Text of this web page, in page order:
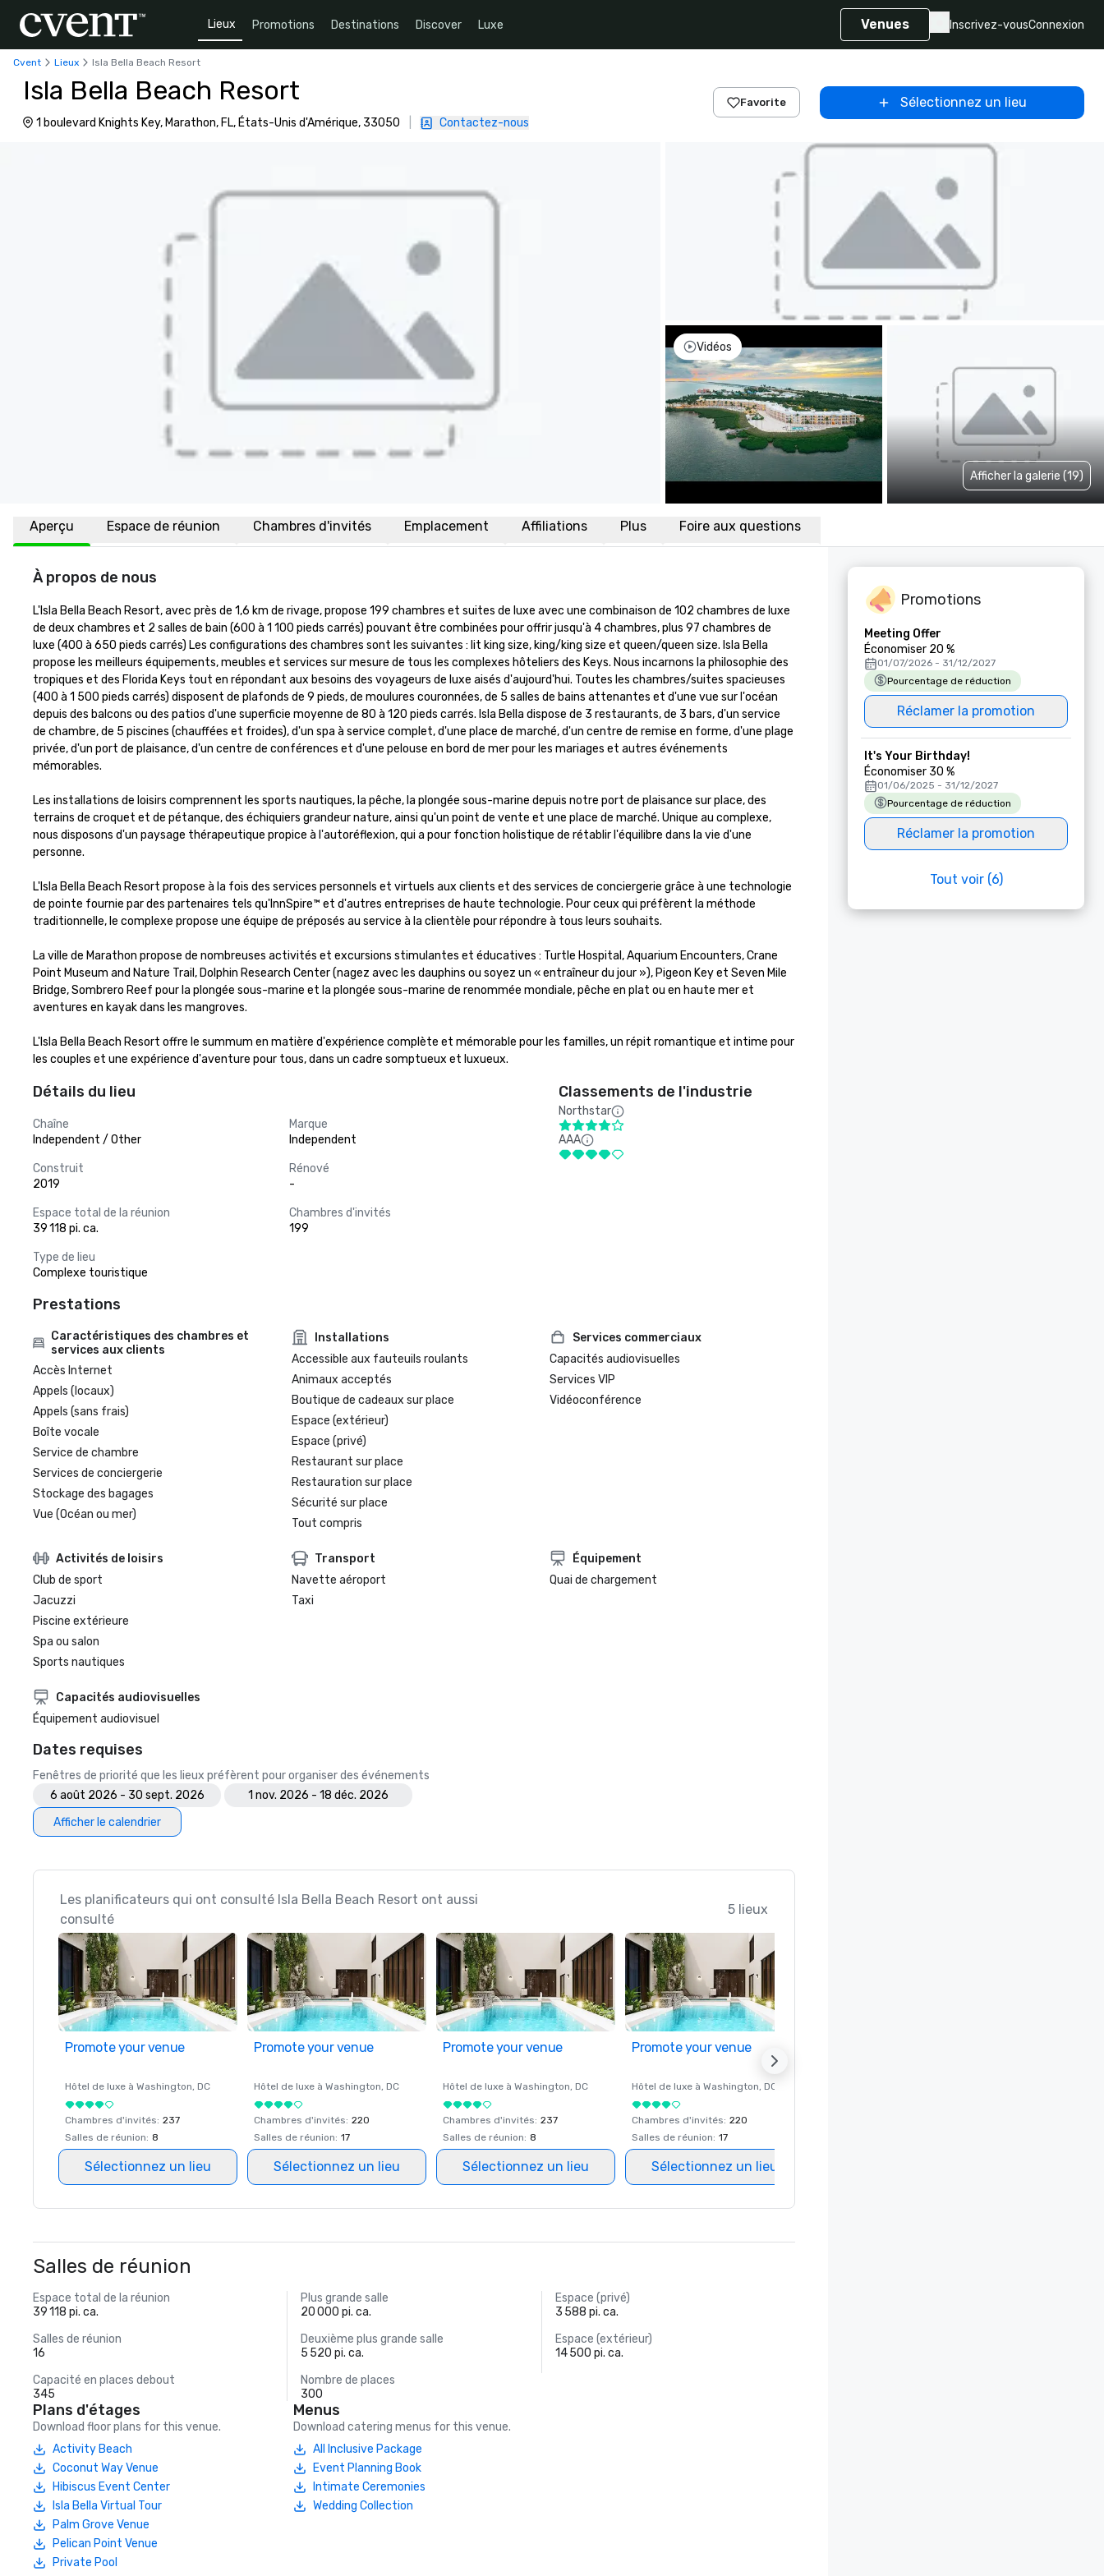
Lieux Promotions Destinations Discover Luxe Venues Inscrivez-vousConnexion
Cvent Lieux Isla Bella Beach Resort
Isla Bella Beach Resort
1 boulevard Knights Key, Marathon, FL, États-Unis d'Amérique, 33050 Contactez-nous
Favorite Sélectionnez un lieu
Vidéos
Afficher la galerie (19)
Aperçu Espace de réunion Chambres d'invités Emplacement Affiliations Plus Foire aux questions
À propos de nous
L'Isla Bella Beach Resort, avec près de 1,6 km de rivage, propose 199 chambres et suites de luxe avec une combinaison de 102 chambres de luxe
de deux chambres et 2 salles de bain (600 à 1 100 pieds carrés) pouvant être combinées pour offrir jusqu'à 4 chambres, plus 97 chambres de
luxe (400 à 650 pieds carrés) Les configurations des chambres sont les suivantes : lit king size, king/king size et queen/queen size. Isla Bella
propose les meilleurs équipements, meubles et services sur mesure de tous les complexes hôteliers des Keys. Nous incarnons la philosophie des
tropiques et des Florida Keys tout en répondant aux besoins des voyageurs de luxe aisés d'aujourd'hui. Toutes les chambres/suites spacieuses
(400 à 1 500 pieds carrés) disposent de plafonds de 9 pieds, de moulures couronnées, de 5 salles de bains attenantes et d'une vue sur l'océan
depuis des balcons ou des patios d'une superficie moyenne de 80 à 120 pieds carrés. Isla Bella dispose de 3 restaurants, de 3 bars, d'un service
de chambre, de 5 piscines (chauffées et froides), d'un spa à service complet, d'une place de marché, d'un centre de remise en forme, d'une plage
privée, d'un port de plaisance, d'un centre de conférences et d'une pelouse en bord de mer pour les mariages et autres événements
mémorables.
Les installations de loisirs comprennent les sports nautiques, la pêche, la plongée sous-marine depuis notre port de plaisance sur place, des
terrains de croquet et de pétanque, des échiquiers grandeur nature, ainsi qu'un point de vente et une place de marché. Unique au complexe,
nous disposons d'un paysage thérapeutique propice à l'autoréflexion, qui a pour fonction holistique de rétablir l'équilibre dans la vie d'une
personne.
L'Isla Bella Beach Resort propose à la fois des services personnels et virtuels aux clients et des services de conciergerie grâce à une technologie
de pointe fournie par des partenaires tels qu'InnSpire™ et d'autres entreprises de haute technologie. Pour ceux qui préfèrent la méthode
traditionnelle, le complexe propose une équipe de préposés au service à la clientèle pour répondre à tous leurs souhaits.
La ville de Marathon propose de nombreuses activités et excursions stimulantes et éducatives : Turtle Hospital, Aquarium Encounters, Crane
Point Museum and Nature Trail, Dolphin Research Center (nagez avec les dauphins ou soyez un « entraîneur du jour »), Pigeon Key et Seven Mile
Bridge, Sombrero Reef pour la plongée sous-marine et la plongée sous-marine de renommée mondiale, pêche en plat ou en haute mer et
aventures en kayak dans les mangroves.
L'Isla Bella Beach Resort offre le summum en matière d'expérience complète et mémorable pour les familles, un répit romantique et intime pour
les couples et une expérience d'aventure pour tous, dans un cadre somptueux et luxueux.
Détails du lieu
Chaîne
Independent / Other
Marque
Independent
Construit
2019
Rénové
-
Espace total de la réunion
39 118 pi. ca.
Chambres d'invités
199
Type de lieu
Complexe touristique
Classements de l'industrie
Northstar
AAA
Prestations
Caractéristiques des chambres et
services aux clients
Accès Internet
Appels (locaux)
Appels (sans frais)
Boîte vocale
Service de chambre
Services de conciergerie
Stockage des bagages
Vue (Océan ou mer)
Installations
Accessible aux fauteuils roulants
Animaux acceptés
Boutique de cadeaux sur place
Espace (extérieur)
Espace (privé)
Restaurant sur place
Restauration sur place
Sécurité sur place
Tout compris
Services commerciaux
Capacités audiovisuelles
Services VIP
Vidéoconférence
Activités de loisirs
Club de sport
Jacuzzi
Piscine extérieure
Spa ou salon
Sports nautiques
Transport
Navette aéroport
Taxi
Équipement
Quai de chargement
Capacités audiovisuelles
Équipement audiovisuel
Dates requises
Fenêtres de priorité que les lieux préfèrent pour organiser des événements
6 août 2026 - 30 sept. 2026
1 nov. 2026 - 18 déc. 2026
Afficher le calendrier
Les planificateurs qui ont consulté Isla Bella Beach Resort ont aussi
consulté
5 lieux
Promote your venue
Hôtel de luxe à Washington, DC
Chambres d'invités: 237
Salles de réunion: 8
Sélectionnez un lieu
Promote your venue
Hôtel de luxe à Washington, DC
Chambres d'invités: 220
Salles de réunion: 17
Sélectionnez un lieu
Promote your venue
Hôtel de luxe à Washington, DC
Chambres d'invités: 237
Salles de réunion: 8
Sélectionnez un lieu
Promote your venue
Hôtel de luxe à Washington, DC
Chambres d'invités: 220
Salles de réunion: 17
Sélectionnez un lieu
Salles de réunion
Espace total de la réunion
39 118 pi. ca.
Plus grande salle
20 000 pi. ca.
Espace (privé)
3 588 pi. ca.
Salles de réunion
16
Deuxième plus grande salle
5 520 pi. ca.
Espace (extérieur)
14 500 pi. ca.
Capacité en places debout
345
Nombre de places
300
Plans d'étages
Download floor plans for this venue.
Activity Beach
Coconut Way Venue
Hibiscus Event Center
Isla Bella Virtual Tour
Palm Grove Venue
Pelican Point Venue
Private Pool
Menus
Download catering menus for this venue.
All Inclusive Package
Event Planning Book
Intimate Ceremonies
Wedding Collection
Promotions
Meeting Offer
Économiser 20 %
01/07/2026 - 31/12/2027
Pourcentage de réduction
Réclamer la promotion
It's Your Birthday!
Économiser 30 %
01/06/2025 - 31/12/2027
Pourcentage de réduction
Réclamer la promotion
Tout voir (6)